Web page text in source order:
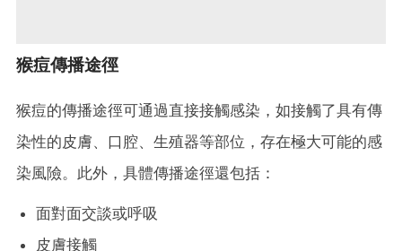
猴痘傳播途徑
猴痘的傳播途徑可通過直接接觸感染，如接觸了具有傳
染性的皮膚、口腔、生殖器等部位，存在極大可能的感
染風險。此外，具體傳播途徑還包括：
面對面交談或呼吸
皮膚接觸